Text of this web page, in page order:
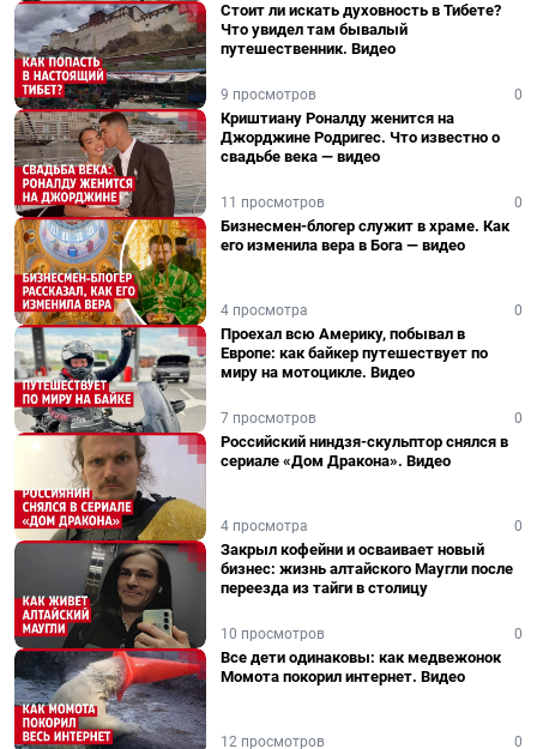
Стоит ли искать духовность в Тибете?
Что увидел там бывалый
путешественник. Видео
9 просмотров 0
Криштиану Роналду женится на
Джорджине Родригес. Что известно о
свадьбе века — видео
11 просмотров 0
Бизнесмен-блогер служит в храме. Как
его изменила вера в Бога — видео
4 просмотра 0
Проехал всю Америку, побывал в
Европе: как байкер путешествует по
миру на мотоцикле. Видео
7 просмотров 0
Российский ниндзя-скульптор снялся в
сериале «Дом Дракона». Видео
4 просмотра 0
Закрыл кофейни и осваивает новый
бизнес: жизнь алтайского Маугли после
переезда из тайги в столицу
10 просмотров 0
Все дети одинаковы: как медвежонок
Момота покорил интернет. Видео
12 просмотров 0